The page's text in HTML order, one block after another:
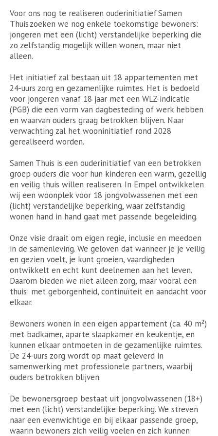
Voor ons nog te realiseren ouderinitiatief Samen
Thuis zoeken we nog enkele toekomstige bewoners:
jongeren met een (licht) verstandelijke beperking die
zo zelfstandig mogelijk willen wonen, maar niet
alleen.
Het initiatief zal bestaan uit 18 appartementen met
24-uurs zorg en gezamenlijke ruimtes. Het is bedoeld
voor jongeren vanaf 18 jaar met een WLZ-indicatie
(PGB) die een vorm van dagbesteding of werk hebben
en waarvan ouders graag betrokken blijven. Naar
verwachting zal het wooninitiatief rond 2028
gerealiseerd worden.
Samen Thuis is een ouderinitiatief van een betrokken
groep ouders die voor hun kinderen een warm, gezellig
en veilig thuis willen realiseren. In Empel ontwikkelen
wij een woonplek voor 18 jongvolwassenen met een
(licht) verstandelijke beperking, waar zelfstandig
wonen hand in hand gaat met passende begeleiding.
Onze visie draait om eigen regie, inclusie en meedoen
in de samenleving. We geloven dat wanneer je je veilig
en gezien voelt, je kunt groeien, vaardigheden
ontwikkelt en echt kunt deelnemen aan het leven.
Daarom bieden we niet alleen zorg, maar vooral een
thuis: met geborgenheid, continuïteit en aandacht voor
elkaar.
Bewoners wonen in een eigen appartement (ca. 40 m²)
met badkamer, aparte slaapkamer en keukentje, en
kunnen elkaar ontmoeten in de gezamenlijke ruimtes.
De 24-uurs zorg wordt op maat geleverd in
samenwerking met professionele partners, waarbij
ouders betrokken blijven.
De bewonersgroep bestaat uit jongvolwassenen (18+)
met een (licht) verstandelijke beperking. We streven
naar een evenwichtige en bij elkaar passende groep,
waarin bewoners zich veilig voelen en zich kunnen